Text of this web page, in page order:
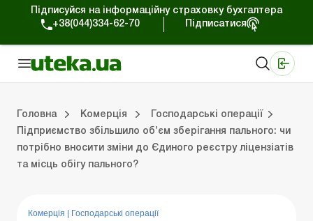
Підписуйся на інформаційну страховку бухгалтера
+38(044)334-62-70
Підписатися
Головна Комерція
Господарські операції
Підприємство збільшило об’єм зберігання пального: чи
потрібно вносити зміни до Єдиного реєстру ліцензіатів
та місць обігу пального?
Комерція Господарські операції